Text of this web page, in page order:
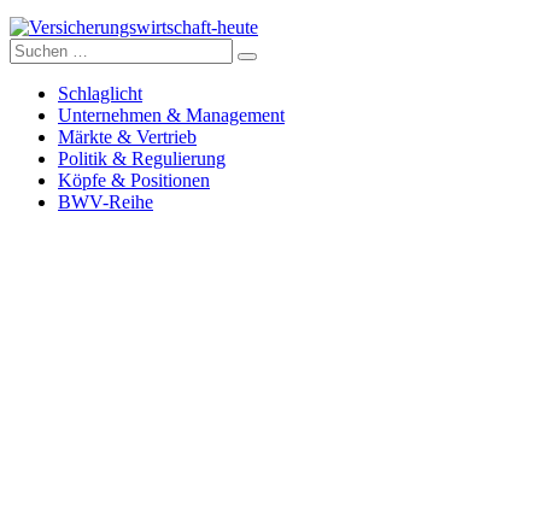
Versicherungswirtschaft-heute
Suche
nach:
Schlaglicht
Unternehmen & Management
Märkte & Vertrieb
Politik & Regulierung
Köpfe & Positionen
BWV-Reihe